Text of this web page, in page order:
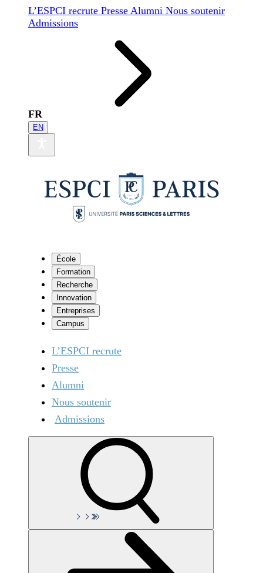
L’ESPCI recrute Presse Alumni Nous soutenir
Admissions
FR
EN
École
Formation
Recherche
Innovation
Entreprises
Campus
L’ESPCI recrute
Presse
Alumni
Nous soutenir
Admissions